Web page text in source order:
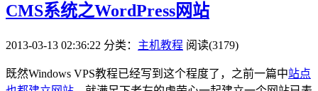
CMS系统之WordPress网站
2013-03-13 02:36:22 分类： 主机教程 阅读(3179)
既然Windows VPS教程已经写到这个程度了，之前一篇中站点